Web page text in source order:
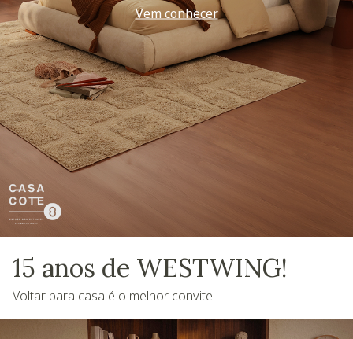
Vem conhecer
15 anos de WESTWING!
Voltar para casa é o melhor convite